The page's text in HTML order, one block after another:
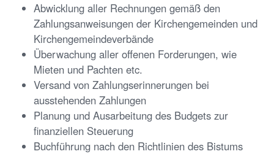
Abwicklung aller Rechnungen gemäß den
Zahlungsanweisungen der Kirchengemeinden und
Kirchengemeindeverbände
Überwachung aller offenen Forderungen, wie
Mieten und Pachten etc.
Versand von Zahlungserinnerungen bei
ausstehenden Zahlungen
Planung und Ausarbeitung des Budgets zur
finanziellen Steuerung
Buchführung nach den Richtlinien des Bistums